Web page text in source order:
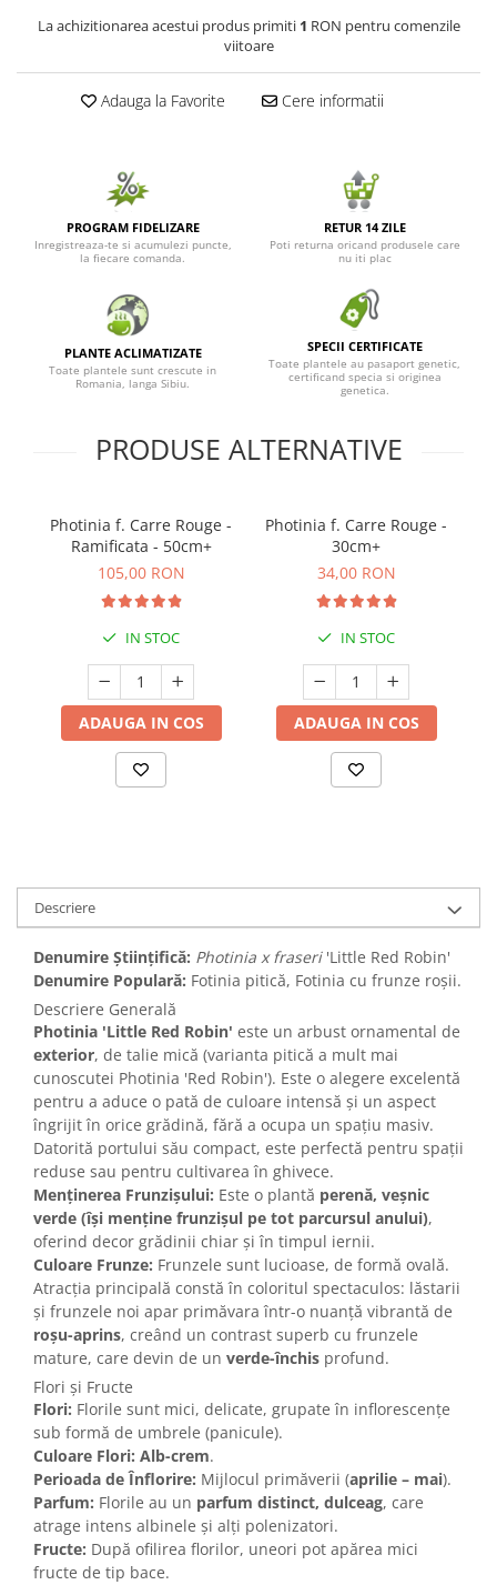
La achizitionarea acestui produs primiti 1 RON pentru comenzile
viitoare
Adauga la Favorite Cere informatii
PROGRAM FIDELIZARE
Inregistreaza-te si acumulezi puncte,
la fiecare comanda.
RETUR 14 ZILE
Poti returna oricand produsele care
nu iti plac
PLANTE ACLIMATIZATE
Toate plantele sunt crescute in
Romania, langa Sibiu.
SPECII CERTIFICATE
Toate plantele au pasaport genetic,
certificand specia si originea
genetica.
PRODUSE ALTERNATIVE
Photinia f. Carre Rouge -
Ramificata - 50cm+
105,00 RON
IN STOC
ADAUGA IN COS
Photinia f. Carre Rouge -
30cm+
34,00 RON
IN STOC
ADAUGA IN COS
Descriere
Denumire Științifică: Photinia x fraseri'Little Red Robin'
Denumire Populară: Fotinia pitică, Fotinia cu frunze roșii.
Descriere Generală
Photinia 'Little Red Robin' este un arbust ornamental de
exterior, de talie mică (varianta pitică a mult mai
cunoscutei Photinia 'Red Robin'). Este o alegere excelentă
pentru a aduce o pată de culoare intensă și un aspect
îngrijit în orice grădină, fără a ocupa un spațiu masiv.
Datorită portului său compact, este perfectă pentru spații
reduse sau pentru cultivarea în ghivece.
Menținerea Frunzișului: Este o plantă perenă, veșnic
verde (își menține frunzișul pe tot parcursul anului),
oferind decor grădinii chiar și în timpul iernii.
Culoare Frunze: Frunzele sunt lucioase, de formă ovală.
Atracția principală constă în coloritul spectaculos: lăstarii
și frunzele noi apar primăvara într-o nuanță vibrantă de
roșu-aprins, creând un contrast superb cu frunzele
mature, care devin de un verde-închis profund.
Flori și Fructe
Flori: Florile sunt mici, delicate, grupate în inflorescențe
sub formă de umbrele (panicule).
Culoare Flori: Alb-crem.
Perioada de Înflorire: Mijlocul primăverii (aprilie – mai).
Parfum: Florile au un parfum distinct, dulceag, care
atrage intens albinele și alți polenizatori.
Fructe: După ofilirea florilor, uneori pot apărea mici
fructe de tip bace.